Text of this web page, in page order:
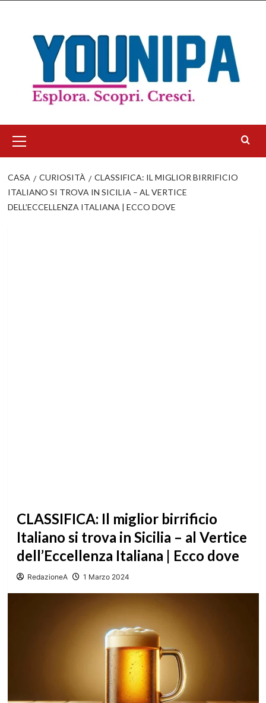
contenuto
principale
CASA CURIOSITÀ
CLASSIFICA: IL MIGLIOR BIRRIFICIO
ITALIANO SI TROVA IN SICILIA – AL VERTICE
DELL’ECCELLENZA ITALIANA | ECCO DOVE
CLASSIFICA: Il miglior birrificio
Italiano si trova in Sicilia – al Vertice
dell’Eccellenza Italiana | Ecco dove
RedazioneA 1 Marzo 2024